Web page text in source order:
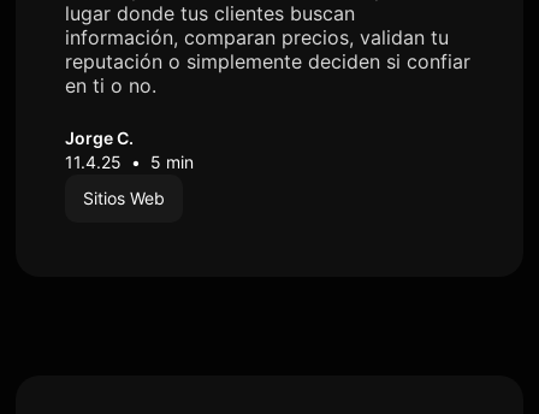
lugar donde tus clientes buscan
información, comparan precios, validan tu
reputación o simplemente deciden si confiar
en ti o no.
Jorge C.
11.4.25 •
5 min
Sitios Web